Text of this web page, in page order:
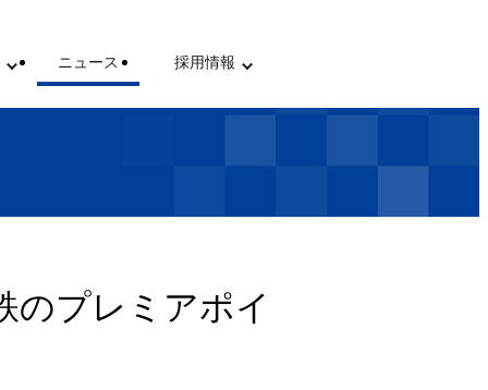
ニュース 採用情報
のプレミアポイ